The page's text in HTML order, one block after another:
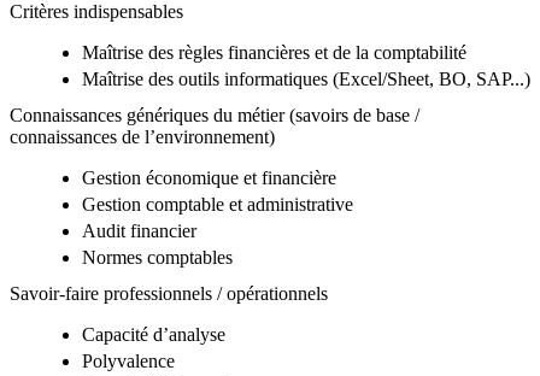
Critères indispensables
Maîtrise des règles financières et de la comptabilité
Maîtrise des outils informatiques (Excel/Sheet, BO, SAP...)
Connaissances génériques du métier (savoirs de base /
connaissances de l’environnement)
Gestion économique et financière
Gestion comptable et administrative
Audit financier
Normes comptables
Savoir-faire professionnels / opérationnels
Capacité d’analyse
Polyvalence